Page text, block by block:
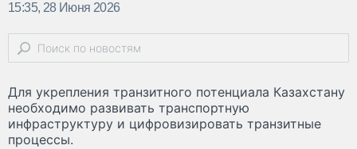
15:35, 28 Июня 2026
Для укрепления транзитного потенциала Казахстану
необходимо развивать транспортную
инфраструктуру и цифровизировать транзитные
процессы.